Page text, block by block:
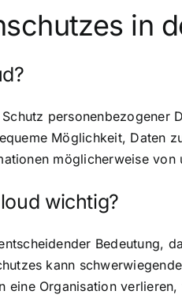
in
Möglichkeit,
möglicherweise
wichtig?
Bedeutung,
kann
eine Organisation